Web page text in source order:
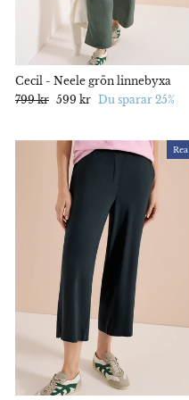
Cecil - Neele grön linnebyxa
Ord.
799 kr Rabatterat
599 kr Du sparar 25%
Rea